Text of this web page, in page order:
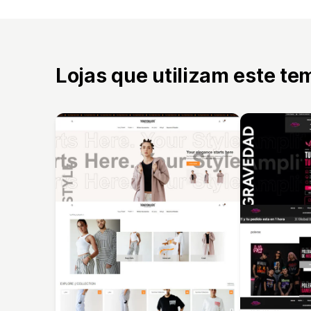
Lojas que utilizam este